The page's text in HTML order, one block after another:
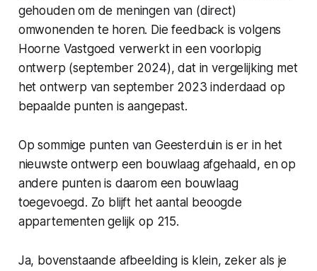
gehouden om de meningen van (direct)
omwonenden te horen. Die feedback is volgens
Hoorne Vastgoed verwerkt in een voorlopig
ontwerp (september 2024), dat in vergelijking met
het ontwerp van september 2023 inderdaad op
bepaalde punten is aangepast.
Op sommige punten van Geesterduin is er in het
nieuwste ontwerp een bouwlaag afgehaald, en op
andere punten is daarom een bouwlaag
toegevoegd. Zo blijft het aantal beoogde
appartementen gelijk op 215.
Ja, bovenstaande afbeelding is klein, zeker als je